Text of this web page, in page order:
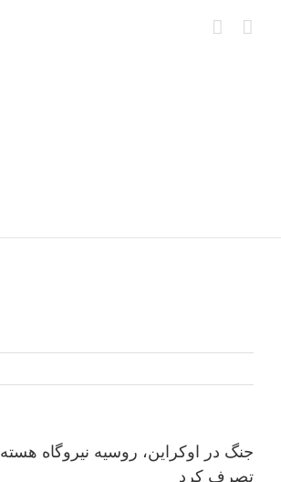
جنگ در اوکراین، روسیه نیروگاه
تصرف کرد